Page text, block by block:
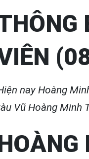
nay Hoàng
Vũ Hoàng Minh